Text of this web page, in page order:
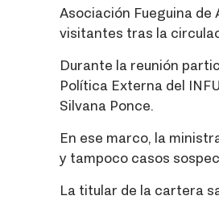
Asociación Fueguina
visitantes tras la
Durante la reunión
Política Externa del
Silvana Ponce.
En ese marco, la
y tampoco casos
La titular de la cartera